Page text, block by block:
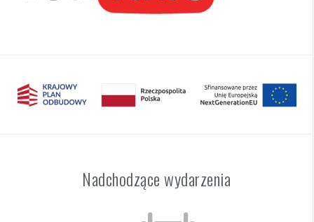
Nadchodzące wydarzenia